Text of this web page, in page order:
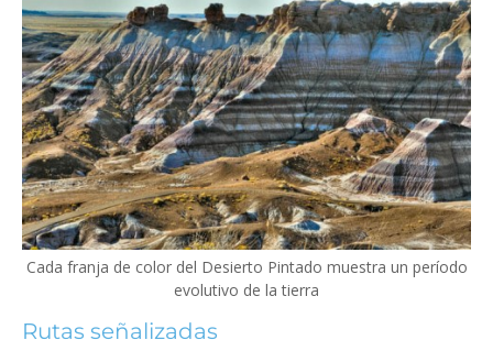
Cada franja de color del Desierto Pintado muestra un período
evolutivo de la tierra
Rutas señalizadas